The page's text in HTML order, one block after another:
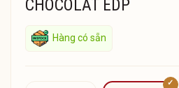
CHOCOLAT EDP
Hàng có sẵn